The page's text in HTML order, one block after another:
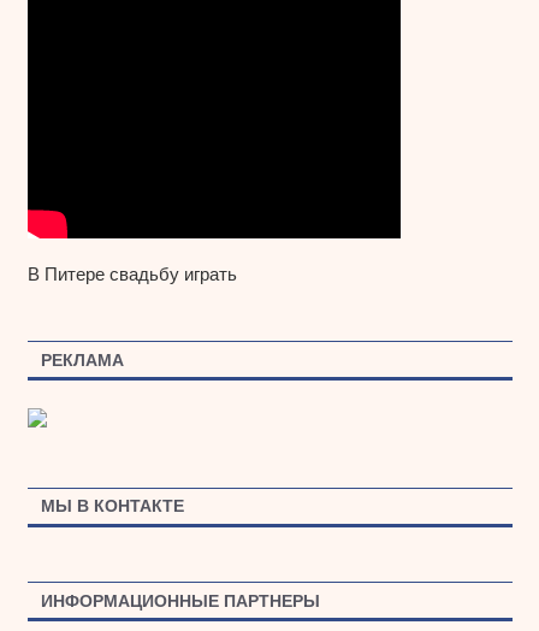
В Питере свадьбу играть
РЕКЛАМА
МЫ В КОНТАКТЕ
ИНФОРМАЦИОННЫЕ ПАРТНЕРЫ